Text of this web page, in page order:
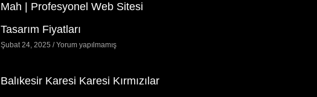
Mah | Profesyonel Web Sitesi
Tasarım Fiyatları
Şubat 24, 2025 Yorum yapılmamış
Balıkesir Karesi Karesi Kırmızılar